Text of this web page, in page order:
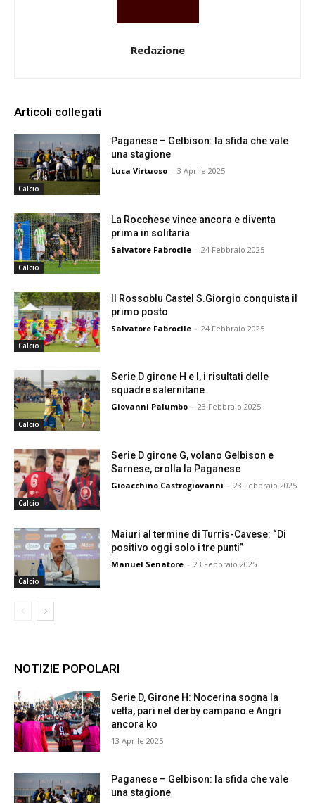
Redazione
Articoli collegati
Calcio
Paganese – Gelbison: la sfida che vale
una stagione
Luca Virtuoso - 3 Aprile 2025
Calcio
La Rocchese vince ancora e diventa
prima in solitaria
Salvatore Fabrocile - 24 Febbraio 2025
Calcio
Il Rossoblu Castel S.Giorgio conquista il
primo posto
Salvatore Fabrocile - 24 Febbraio 2025
Calcio
Serie D girone H e I, i risultati delle
squadre salernitane
Giovanni Palumbo - 23 Febbraio 2025
Calcio
Serie D girone G, volano Gelbison e
Sarnese, crolla la Paganese
Gioacchino Castrogiovanni - 23 Febbraio 2025
Calcio
Maiuri al termine di Turris-Cavese: “Di
positivo oggi solo i tre punti”
Manuel Senatore - 23 Febbraio 2025
NOTIZIE POPOLARI
Serie D, Girone H: Nocerina sogna la
vetta, pari nel derby campano e Angri
ancora ko
13 Aprile 2025
Paganese – Gelbison: la sfida che vale
una stagione